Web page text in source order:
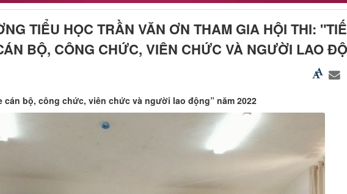
TIỂU HỌC TRẦN VĂN ƠN THAM GIA HỘI THI:
BỘ, CÔNG CHỨC, VIÊN CHỨC VÀ NGƯỜI LAO
cán bộ, công chức, viên chức và người lao động” năm 2022